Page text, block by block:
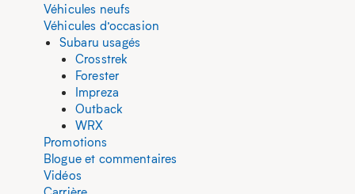
Véhicules neufs
Véhicules d’occasion
Subaru usagés
Crosstrek
Forester
Impreza
Outback
WRX
Promotions
Blogue et commentaires
Vidéos